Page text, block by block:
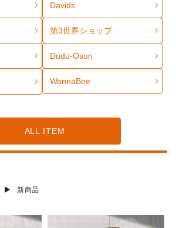
Davids
第3世界ショップ
Dudu-Osun
WannaBee
ALL ITEM
新商品